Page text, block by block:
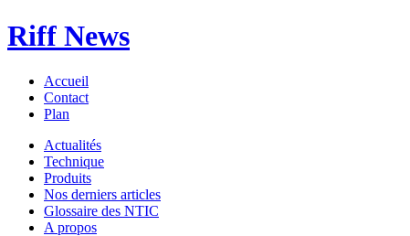
Riff News
Accueil
Contact
Plan
Actualités
Technique
Produits
Nos derniers articles
Glossaire des NTIC
A propos